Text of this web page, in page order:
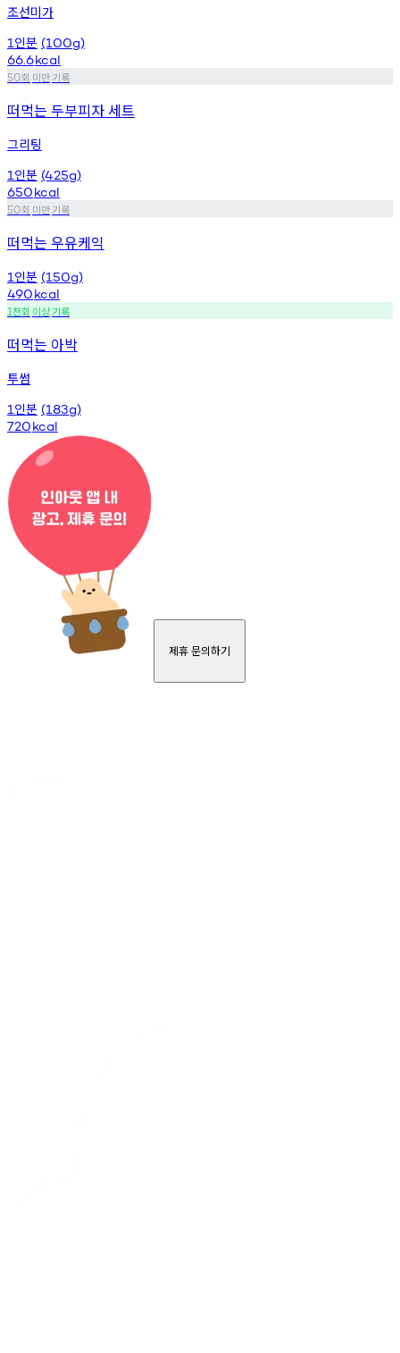
조선미가
1 인분 (100g)
66.6kcal
50회 미만기록
떠먹는 두부피자 세트
그리팅
1 인분 (425g)
650kcal
50회 미만기록
떠먹는 우유케익
1 인분 (150g)
490kcal
1천회 이상기록
떠먹는 아박
투썸
1 인분 (183g)
720kcal
제휴 문의하기